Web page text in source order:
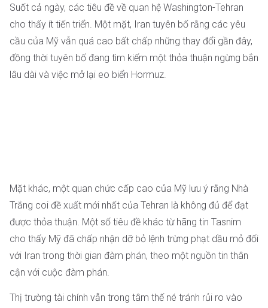
Suốt cả ngày, các tiêu đề về quan hệ Washington-Tehran
cho thấy ít tiến triển. Một mặt, Iran tuyên bố rằng các yêu
cầu của Mỹ vẫn quá cao bất chấp những thay đổi gần đây,
đồng thời tuyên bố đang tìm kiếm một thỏa thuận ngừng bắn
lâu dài và việc mở lại eo biển Hormuz.
Mặt khác, một quan chức cấp cao của Mỹ lưu ý rằng Nhà
Trắng coi đề xuất mới nhất của Tehran là không đủ để đạt
được thỏa thuận. Một số tiêu đề khác từ hãng tin Tasnim
cho thấy Mỹ đã chấp nhận dỡ bỏ lệnh trừng phạt dầu mỏ đối
với Iran trong thời gian đàm phán, theo một nguồn tin thân
cận với cuộc đàm phán.
Thị trường tài chính vẫn trong tâm thế né tránh rủi ro vào